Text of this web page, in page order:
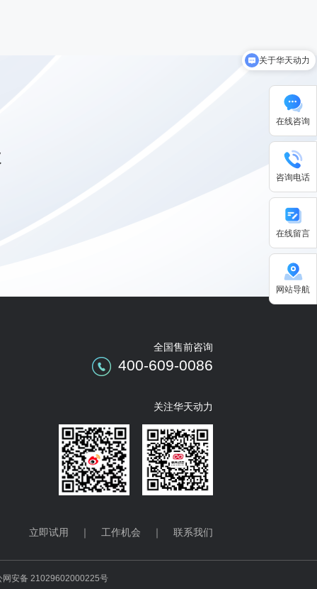
全国售前咨询
400-609-0086
关注华天动力
立即试用 ｜ 工作机会 ｜ 联系我们
网安备 21029602000225号
在线咨询
咨询电话
在线留言
网站导航
关于华天动力